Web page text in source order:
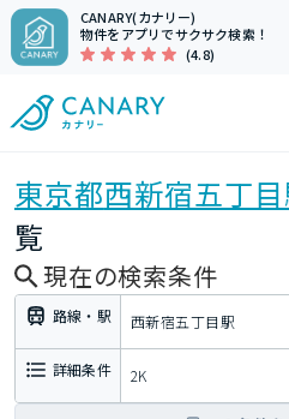
CANARY(カナリー)
物件をアプリでサクサク検索！
(4.8)
東京都西新宿五丁
覧
現在の検索条件
路線・駅 西新宿五丁目駅
詳細条件 2K